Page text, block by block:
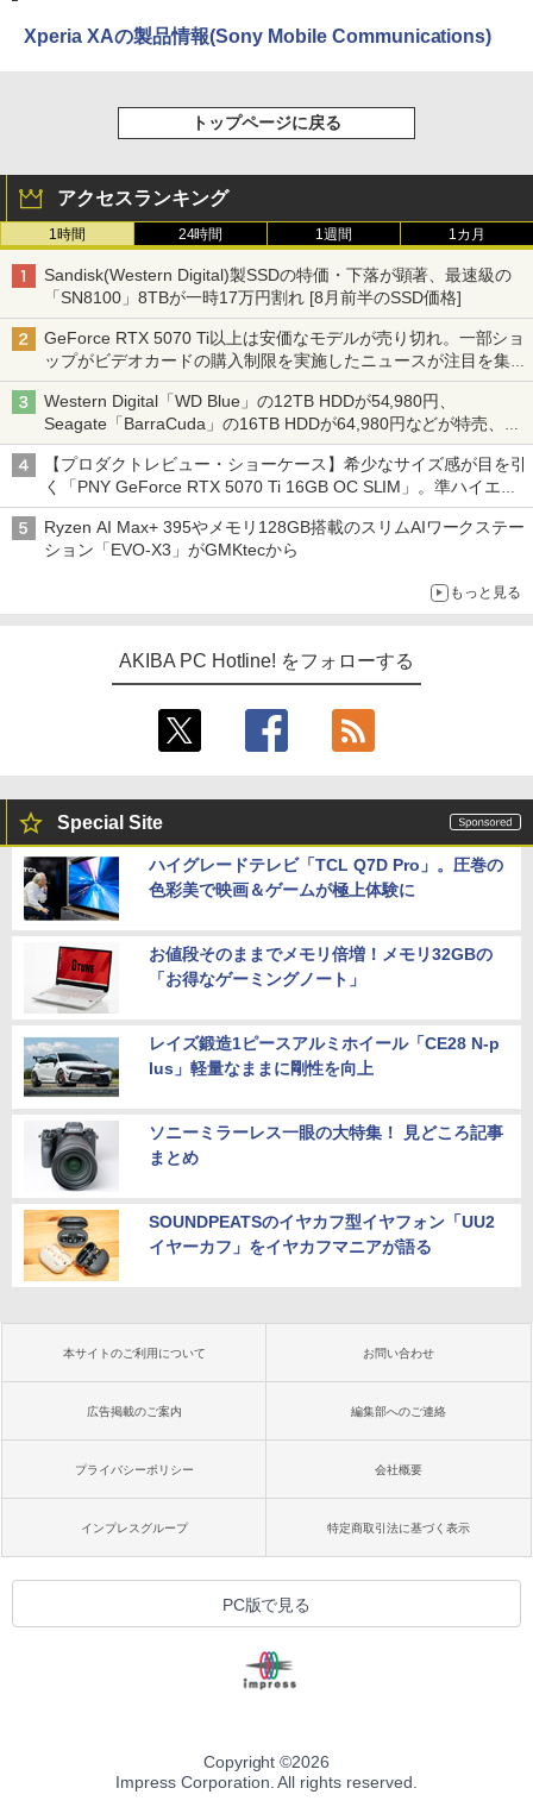
Xperia XAの製品情報(Sony Mobile Communications)
トップページに戻る
アクセスランキング
1時間 24時間 1週間 1カ月
Sandisk(Western Digital)製SSDの特価・下落が顕著、最速級の
「SN8100」8TBが一時17万円割れ [8月前半のSSD価格]
GeForce RTX 5070 Ti以上は安価なモデルが売り切れ。一部ショ
ップがビデオカードの購入制限を実施したニュースが注目を集め
る AKIBA PC Hotline! 先週のアクセスランキング 26年7月27日～
26年8月3日
Western Digital「WD Blue」の12TB HDDが54,980円、
Seagate「BarraCuda」の16TB HDDが64,980円などが特売、
NAS・ビジネス向けは上昇傾向 [8月前半のHDD価格]
【プロダクトレビュー・ショーケース】希少なサイズ感が目を引
く「PNY GeForce RTX 5070 Ti 16GB OC SLIM」。準ハイエン
ドでも2スロット厚で長さ30cm切り！スリムボディでもパフォ
ーマンスと冷却は万全 text by 内田 泰仁
Ryzen AI Max+ 395やメモリ128GB搭載のスリムAIワークステー
ション「EVO-X3」がGMKtecから
もっと見る
AKIBA PC Hotline! をフォローする
Special Site
ハイグレードテレビ「TCL Q7D Pro」。圧巻の
色彩美で映画＆ゲームが極上体験に
お値段そのままでメモリ倍増！メモリ32GBの
「お得なゲーミングノート」
レイズ鍛造1ピースアルミホイール「CE28 N-p
lus」軽量なままに剛性を向上
ソニーミラーレス一眼の大特集！ 見どころ記事
まとめ
SOUNDPEATSのイヤカフ型イヤフォン「UU2
イヤーカフ」をイヤカフマニアが語る
本サイトのご利用について お問い合わせ
広告掲載のご案内 編集部へのご連絡
プライバシーポリシー 会社概要
インプレスグループ 特定商取引法に基づく表示
PC版で見る
Copyright ©2026
Impress Corporation. All rights reserved.